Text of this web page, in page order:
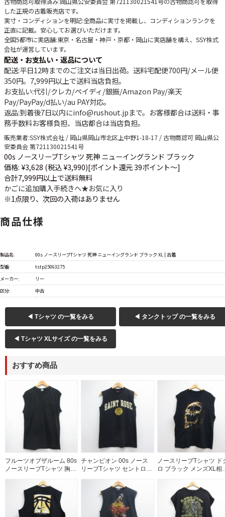
した正規の古着販売店です。
実寸・コンディションを明記:全商品に実寸を掲載し、コンディションランクを
正直に記載。安心してお選びいただけます。
全国5都市に実店舗:東京・名古屋・神戸・京都・岡山に実店舗を構え、SSY株式
会社が運営しています。
配送・お支払い・返品について
配送:平日12時までのご注文は当日出荷。送料宅配便700円/メール便
350円。 7,999円以上で送料当店負担。
お支払い:代引/クレカ/ペイディ/銀振/Amazon Pay/楽天
Pay/PayPay/d払い/au PAY対応。
返品:到着後7日以内にinfo@rushout.jpまで。お客様都合は送料・事
務手数料お客様負担、当店都合は当店負担。
販売業者:SSY株式会社 / 岡山県岡山市北区上中野1-18-17 / 古物商認可 岡山県公
安委員会 第721130021541号
00s ノースリーブTシャツ 死神 ニューイングランド ブラック
価格: ¥3,628 (税込 ¥3,990)[ポイント還元 39ポイント～]
合計7,999円以上で送料無料
かごに追加購入手続きへ★お気に入り
※1点限り、次回の入荷はありません
商品仕様
製品名:
00s ノースリーブTシャツ 死神 ニューイングランド ブラック XL | 古着
型番:
tstp25063275
メーカー:
リー
区分:
中古
◀ Tシャツ の一覧をみる ◀ タンクトップ の一覧をみる
◀ Tシャツ XLサイズ の一覧をみる
おすすめ商品
フルーツオブザルーム 80s
ノースリーブTシャツ 胸ポ
ズL相当 | 古着
チャンピオン 00s ノース
リーブTシャツ セントロー
ズS相当 | 古着
ノースリーブTシャツ ド
ロ ブラック メンズXL相